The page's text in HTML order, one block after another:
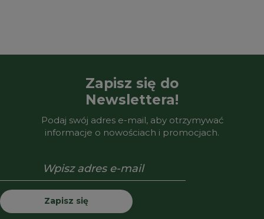
Zapisz się do
Newslettera!
Podaj swój adres e-mail, aby otrzymywać
informacje o nowościach i promocjach.
Zapisz się